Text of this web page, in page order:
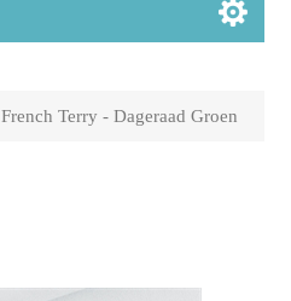
French Terry - Dageraad Groen